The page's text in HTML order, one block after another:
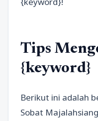
Tips
{keyword}
Berikut ini adalah
Sobat